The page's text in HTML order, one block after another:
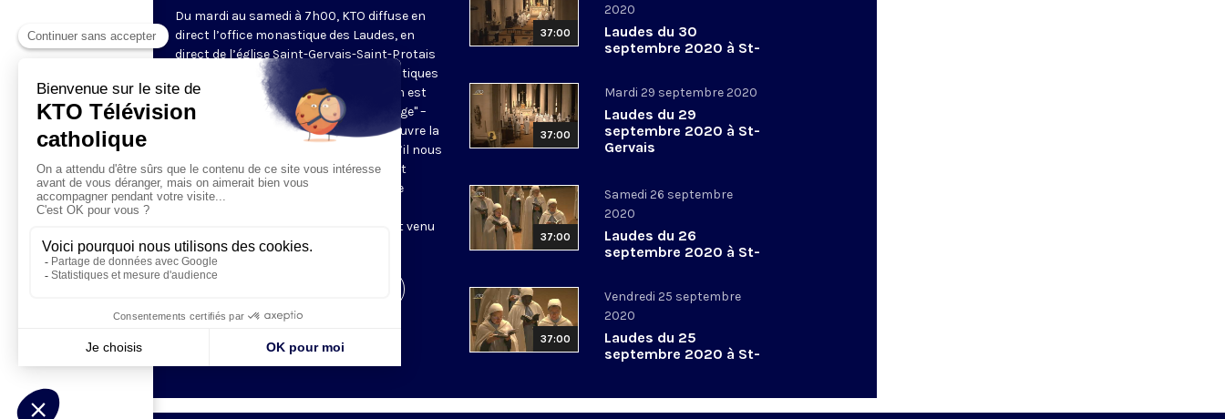
Du mardi au samedi à 7h00, KTO diffuse en
direct l’office monastique des Laudes, en
direct de l’église Saint-Gervais-Saint-Protais
(Paris IVe), avec les Fraternités Monastiques
de Jérusalem. Les Laudes – dont le nom est
dérivé du terme latin qui signifie "louange" –
sont d’abord la prière de louange qui ouvre la
journée pour remercier Dieu du don qu’il nous
fait de ce jour nouveau, et le placer tout
entier sous son regard. Mais son heure
Résurrection du Seigneur, "soleil levant venu
nous visiter" (Lc 1,28).
37:00
2020
Laudes du 30
septembre 2020 à St-
37:00
Mardi 29 septembre 2020
Laudes du 29
septembre 2020 à St-
Gervais
37:00
Samedi 26 septembre
2020
Laudes du 26
septembre 2020 à St-
37:00
Vendredi 25 septembre
2020
Laudes du 25
septembre 2020 à St-